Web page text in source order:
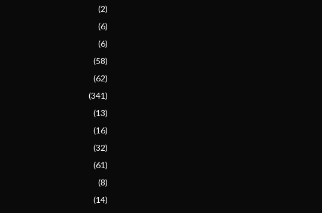
(2)
(6)
(6)
(58)
(62)
(341)
(13)
(16)
(32)
(61)
(8)
(14)